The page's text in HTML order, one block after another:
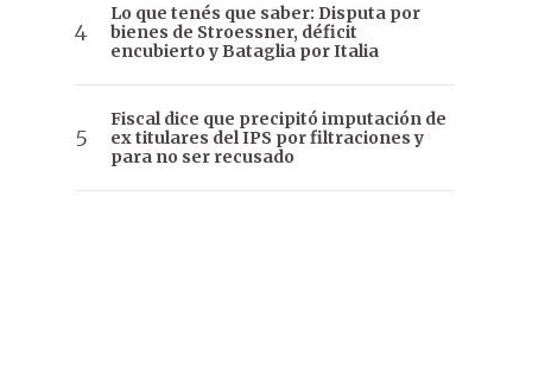
Lo que tenés que saber: Disputa por
bienes de Stroessner, déficit
encubierto y Bataglia por Italia
Fiscal dice que precipitó imputación de
ex titulares del IPS por filtraciones y
para no ser recusado